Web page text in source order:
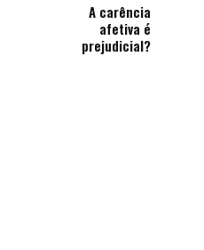
A carência
afetiva é
prejudicial?